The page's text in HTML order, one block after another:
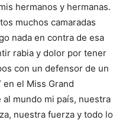
hermanos y hermanas.
muchos camaradas
nada en contra de esa
rabia y dolor por tener
con un defensor de un
el Miss Grand
mundo mi país, nuestra
nuestra fuerza y ​​todo lo